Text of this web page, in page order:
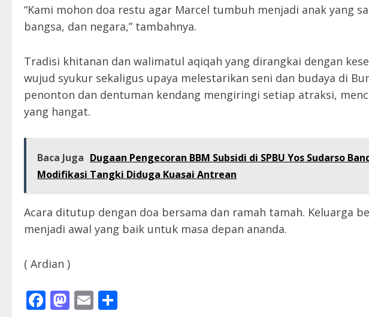
“Kami mohon doa restu agar Marcel tumbuh menjadi anak yang
bangsa, dan negara,” tambahnya.
Tradisi khitanan dan walimatul aqiqah yang dirangkai dengan
wujud syukur sekaligus upaya melestarikan seni dan budaya di
penonton dan dentuman kendang mengiringi setiap atraksi,
yang hangat.
Baca Juga Dugaan Pengecoran BBM Subsidi di SPBU Yos Sudarso
Modifikasi Tangki Diduga Kuasai Antrean
Acara ditutup dengan doa bersama dan ramah tamah. Keluarga
menjadi awal yang baik untuk masa depan ananda.
( Ardian )
Facebook
Mastodon
Email